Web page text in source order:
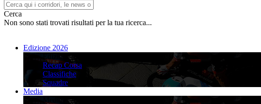
Cerca
Non sono stati trovati risultati per la tua ricerca...
Edizione 2026
Edizione 2026
Recap Corsa
Classifiche
Squadre
Media
Media